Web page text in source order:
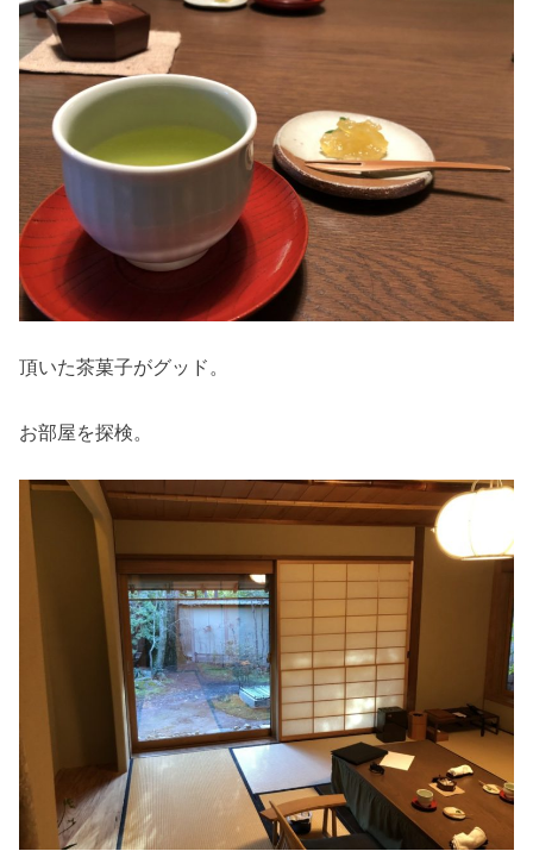
頂いた茶菓子がグッド。
お部屋を探検。